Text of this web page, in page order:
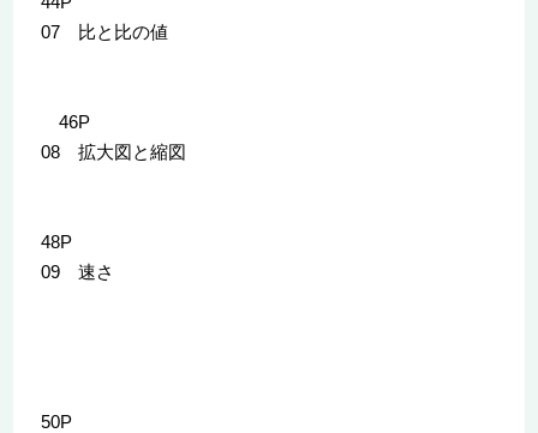
07 比と比の値
46P
08 拡大図と縮図
48P
09 速さ
50P